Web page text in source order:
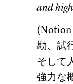
and
(Notion
勘、試
そして
強力な